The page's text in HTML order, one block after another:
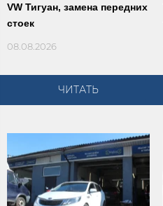
VW Тигуан, замена передних
стоек
08.08.2026
ЧИТАТЬ